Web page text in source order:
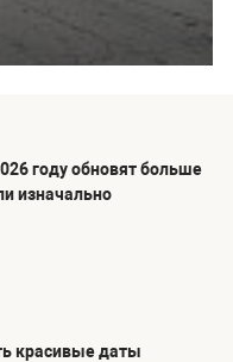
году обновят больше
изначально
красивые даты